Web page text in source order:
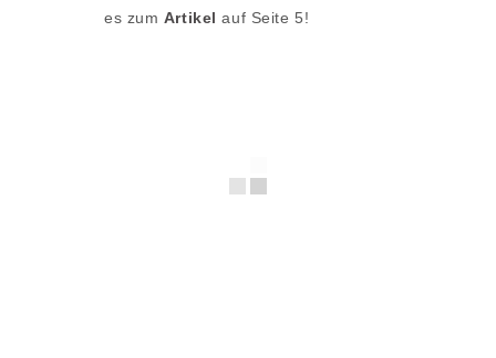
es zum Artikel auf Seite 5!